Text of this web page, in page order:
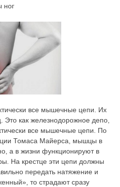
ног
все мышечные цепи. Их
Это как железнодорожное депо,
все мышечные цепи. По
Томаса Майерса, мышцы в
а в жизни функционируют в
На крестце эти цепи должны
передать натяжение и
то страдают сразу